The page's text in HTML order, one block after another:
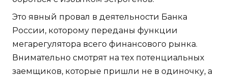
Это явный провал в деятельности Банка
России, которому переданы функции
мегарегулятора всего финансового рынка.
Внимательно смотрят на тех потенциальных
заемщиков, которые пришли не в одиночку, а